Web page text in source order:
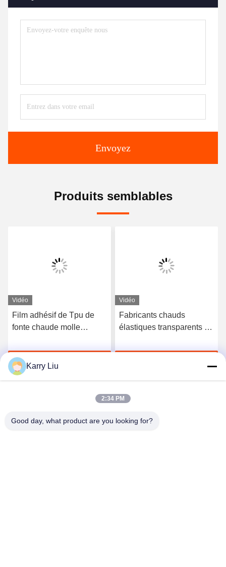
Envoyez
Produits semblables
Vidéo
Film adhésif de Tpu de
fonte chaude molle
Tpu Polyutethane pour le
tissu Discuter Maintenant
Vidéo
Fabricants chauds
élastiques transparents de
polyuréthane TPU
Karry Liu
2:34 PM
Good day, what product are you looking for?